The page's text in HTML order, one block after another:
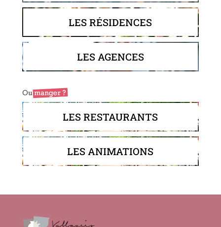
LES RÉSIDENCES
LES AGENCES
LES RESTAURANTS
LES ANIMATIONS